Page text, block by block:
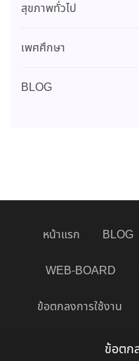
สุขภาพทั่วไป
เพศศึกษา
BLOG
หน้าแรก BLOG
WEB-BOARD
ข้อตกลงการใช้งาน
ข้อตก